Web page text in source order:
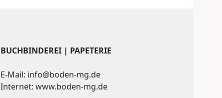
BUCHBINDEREI | PAPETERIE
E-Mail: info@boden-mg.de
Internet: www.boden-mg.de